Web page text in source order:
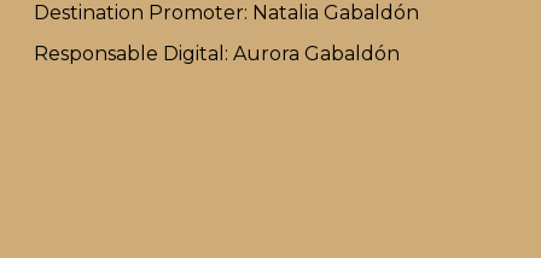
Destination Promoter: Natalia Gabaldón
Responsable Digital: Aurora Gabaldón